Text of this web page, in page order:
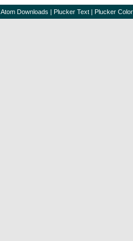
Atom Downloads | Plucker Text | Plucker Color